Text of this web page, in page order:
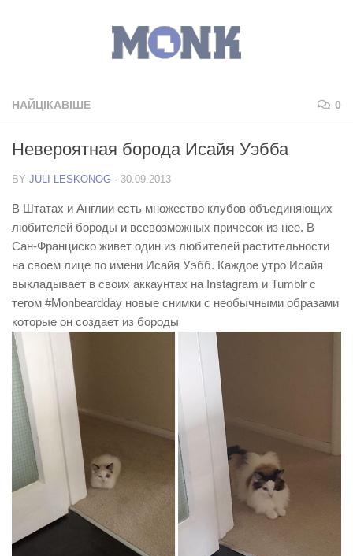
НАЙЦІКАВІШЕ 0
Невероятная борода Исайя Уэбба
BY JULI LESKONOG · 30.09.2013
В Штатах и Англии есть множество клубов объединяющих
любителей бороды и всевозможных причесок из нее. В
Сан-Франциско живет один из любителей растительности
на своем лице по имени Исайя Уэбб. Каждое утро Исайя
выкладывает в своих аккаунтах на Instagram и Tumblr с
тегом #Monbeardday новые снимки с необычными образами
которые он создает из бороды